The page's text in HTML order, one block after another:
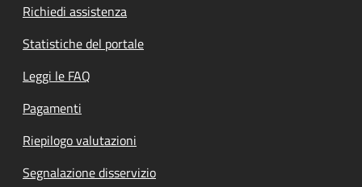
Richiedi assistenza
Statistiche del portale
Leggi le FAQ
Pagamenti
Riepilogo valutazioni
Segnalazione disservizio